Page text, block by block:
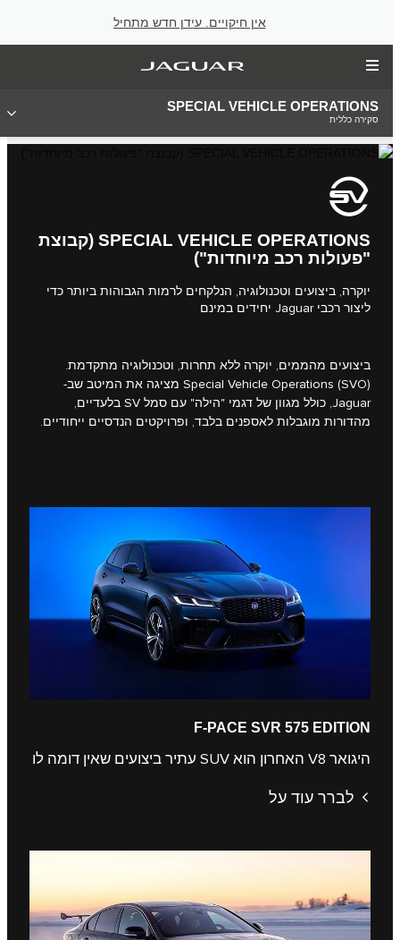
אין חיקויים. עידן חדש מתחיל
SPECIAL VEHICLE OPERATIONS
סקירה כללית
SPECIAL VEHICLE OPERATIONS (קבוצת
"פעולות רכב מיוחדות")
יוקרה, ביצועים וטכנולוגיה, הנלקחים לרמות הגבוהות ביותר כדי
ליצור רכבי Jaguar יחידים במינם
ביצועים מהממים, יוקרה ללא תחרות, וטכנולוגיה מתקדמת.
Special Vehicle Operations (SVO) מציגה את המיטב שב-
Jaguar, כולל מגוון של דגמי "הילה" עם סמל SV בלעדיים,
מהדורות מוגבלות לאספנים בלבד, ופרויקטים הנדסיים ייחודיים.
F-PACE SVR 575 EDITION
היגואר V8 האחרון הוא SUV עתיר ביצועים שאין דומה לו
לברר עוד על